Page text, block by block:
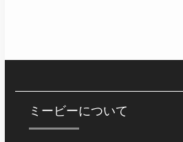
ミービーについて